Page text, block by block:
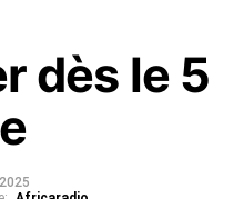
dès le 5